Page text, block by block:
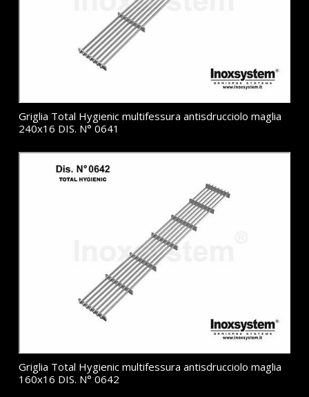
Griglia Total Hygienic multifessura antisdrucciolo maglia
240x16 DIS. N° 0641
Griglia Total Hygienic multifessura antisdrucciolo maglia
160x16 DIS. N° 0642